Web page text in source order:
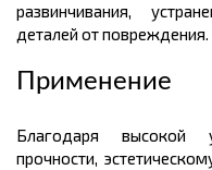
развинчивания,
деталей от повреждения.
Применение
Благодаря высокой
прочности,